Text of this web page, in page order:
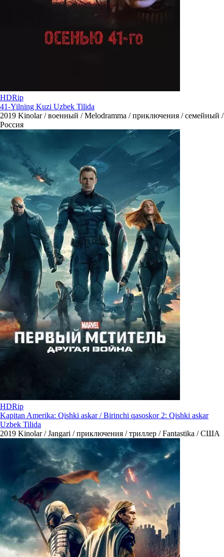
HDRip
41-Yilning Kuzi Uzbek Tilida
2019 Kinolar / военный / Melodramma / приключения / семейный /
Россия
HDRip
Kapitan Amerika: Qishki askar / Birinchi qasoskor 2: Qishki askar
Uzbek Tilida
2019 Kinolar / Jangari / приключения / триллер / Fantastika / США